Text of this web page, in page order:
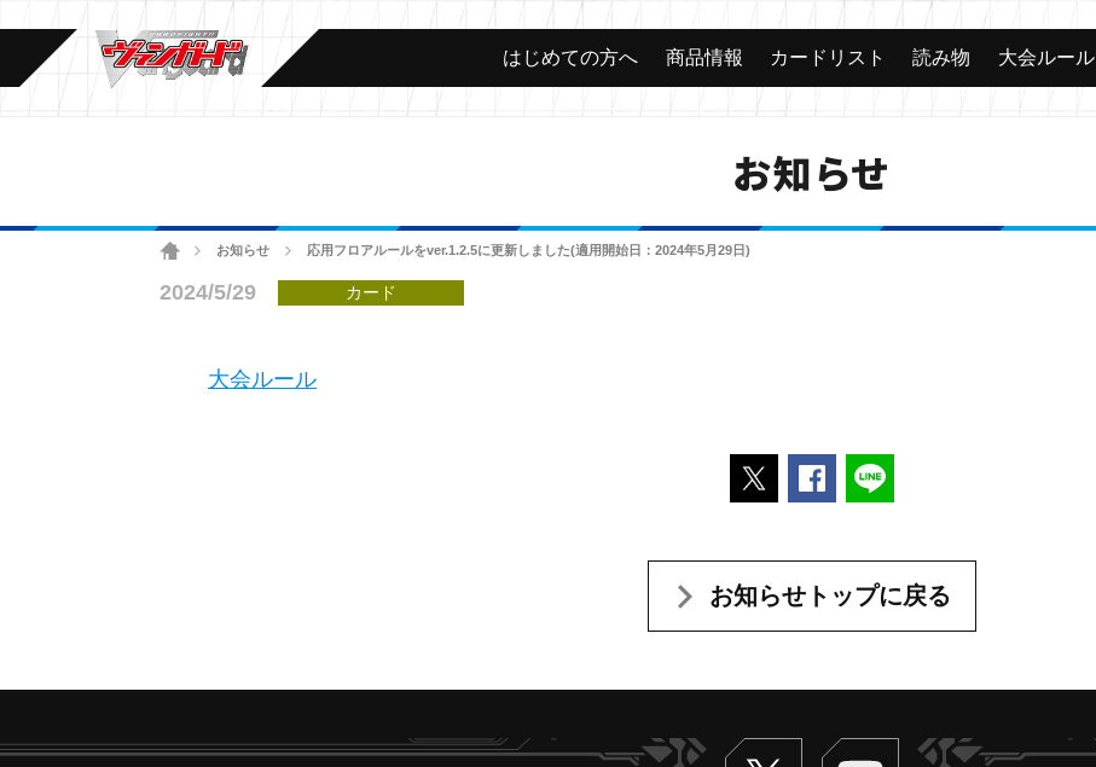
はじめての方へ 商品情報 カードリスト 読み物 大会ルール
お知らせ
ホームお知らせ 応用フロアルールをver.1.2.5に更新しました(適用開始日：2024年5月29日)
2024/5/29 カード
大会ルール
ポストするFacebookでシェアする
お知らせトップに戻る
Twitter ヴァンガードch